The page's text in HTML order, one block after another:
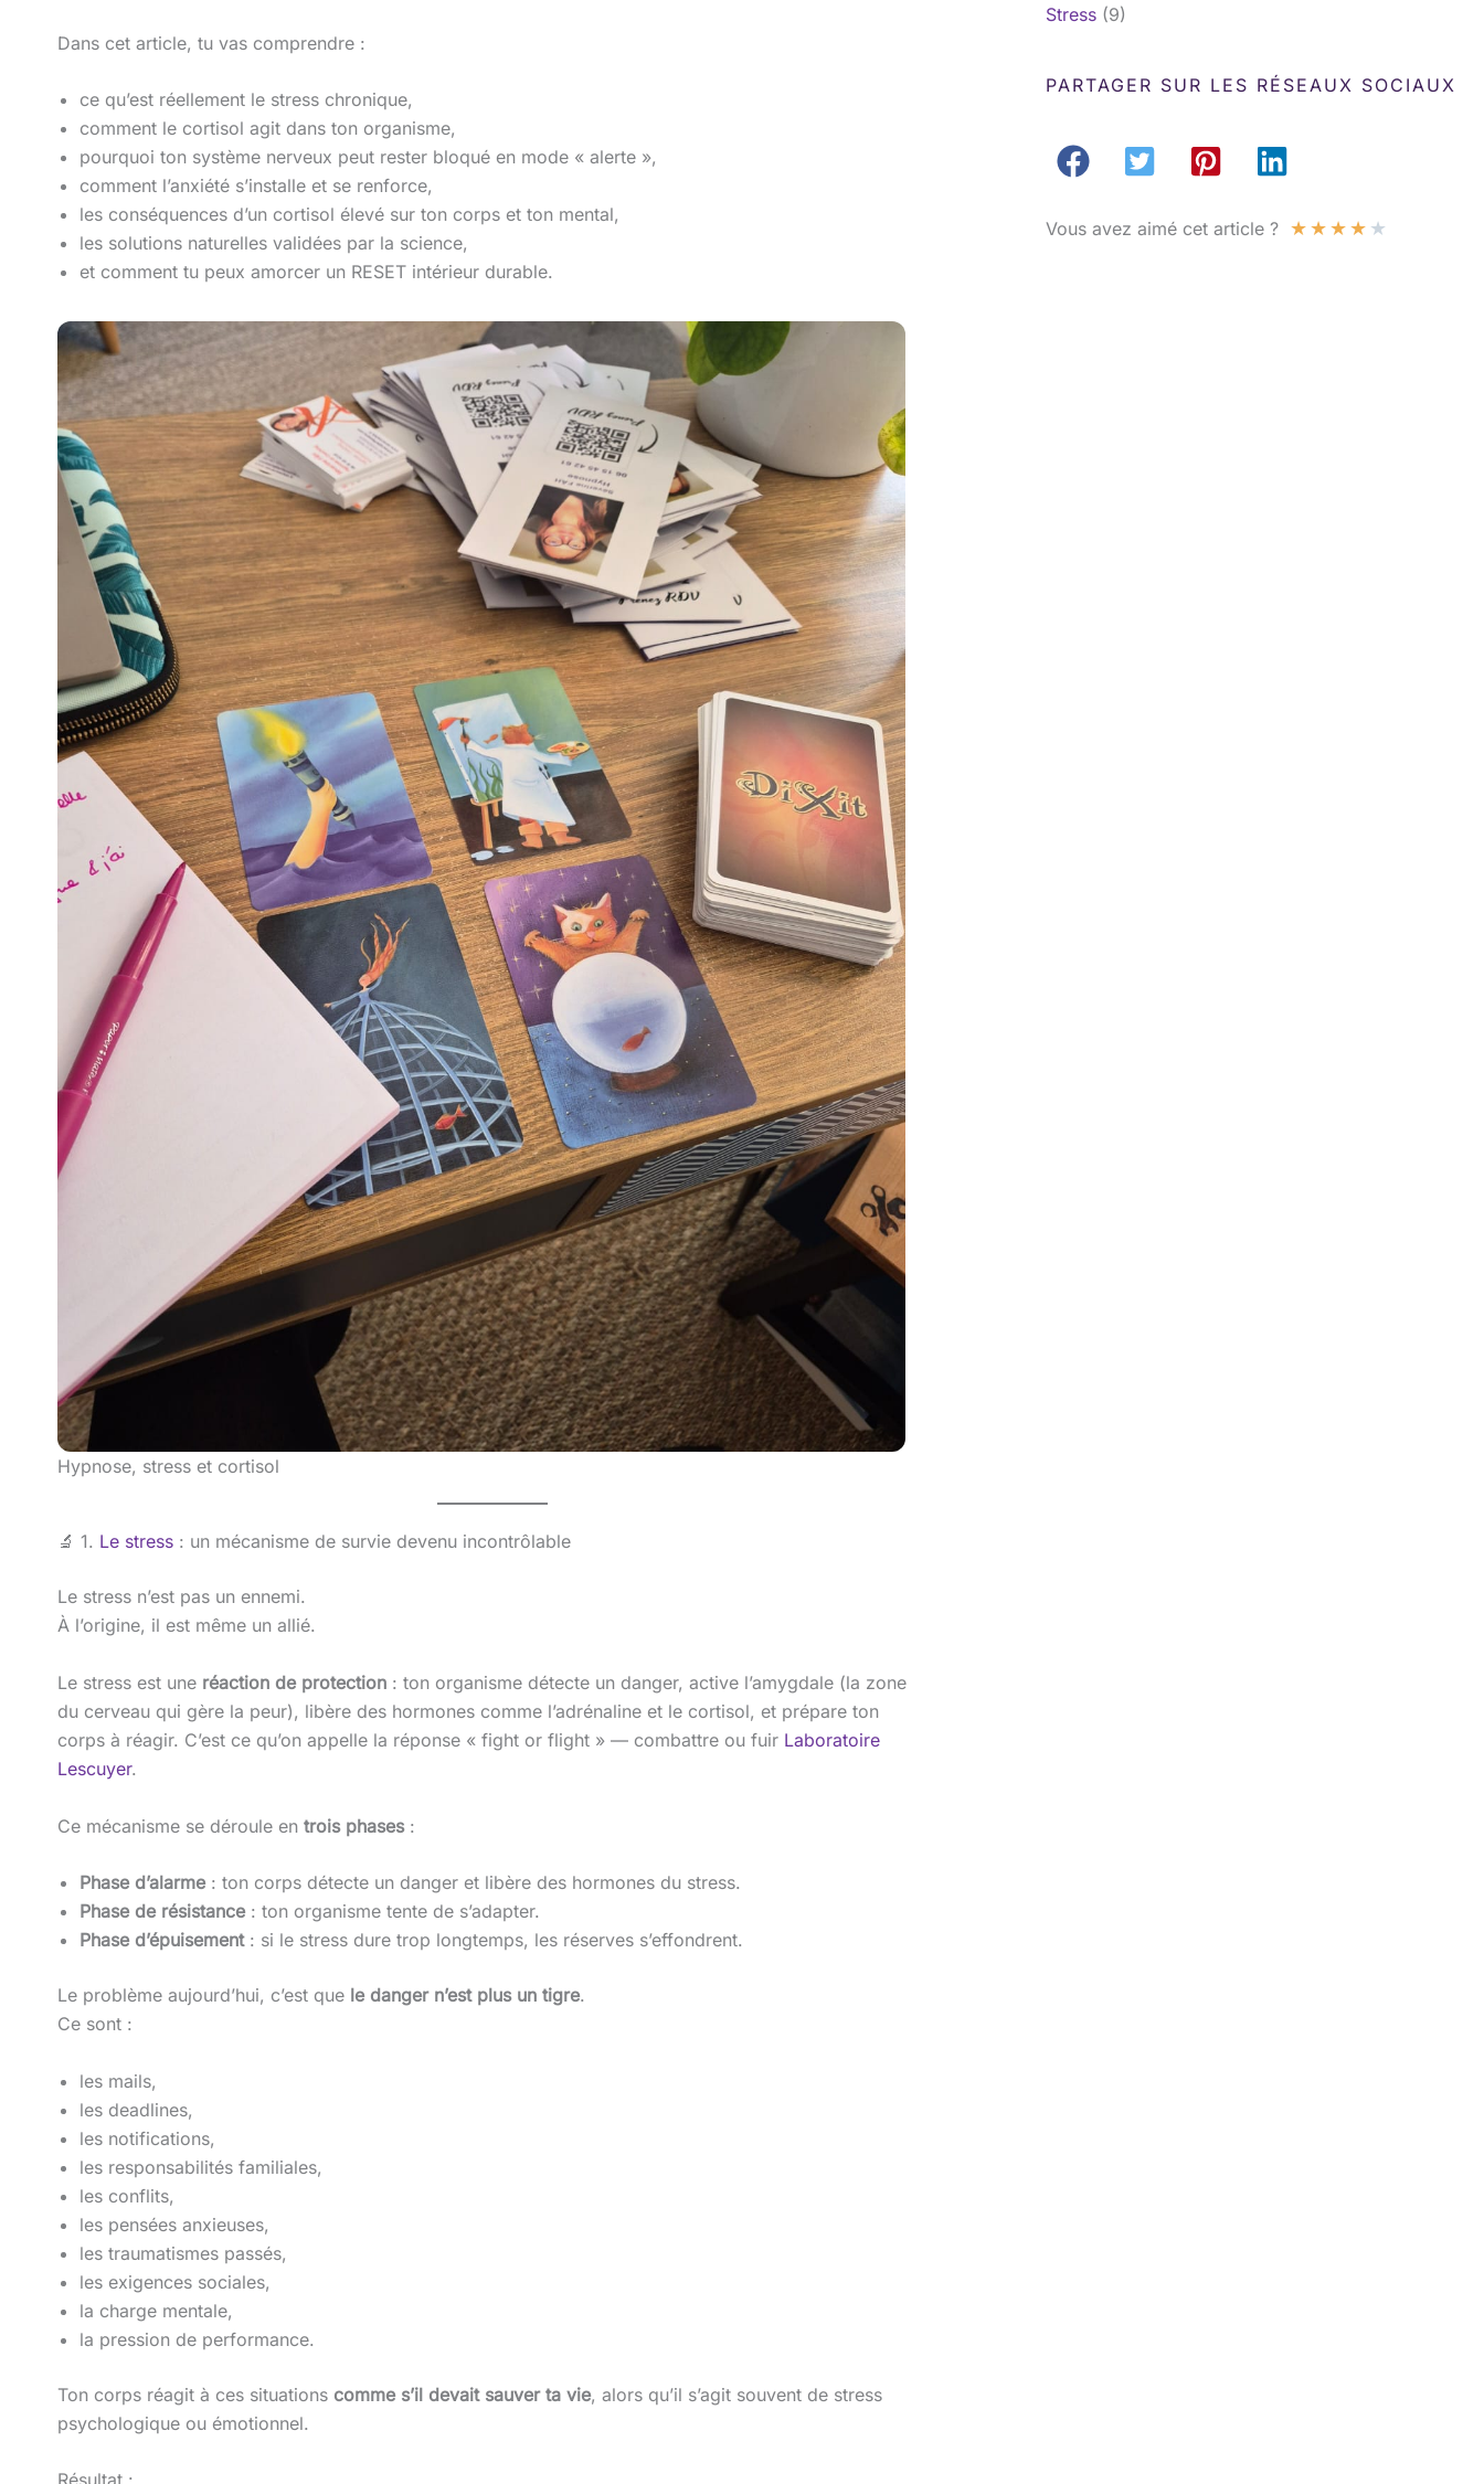
Dans cet article, tu vas comprendre :
ce qu’est réellement le stress chronique,
comment le cortisol agit dans ton organisme,
pourquoi ton système nerveux peut rester bloqué en mode « alerte »,
comment l’anxiété s’installe et se renforce,
les conséquences d’un cortisol élevé sur ton corps et ton mental,
les solutions naturelles validées par la science,
et comment tu peux amorcer un RESET intérieur durable.
Hypnose, stress et cortisol
🔬 1. Le stress : un mécanisme de survie devenu incontrôlable
Le stress n’est pas un ennemi.
À l’origine, il est même un allié.
Le stress est une réaction de protection : ton organisme détecte un danger, active l’amygdale (la zone
du cerveau qui gère la peur), libère des hormones comme l’adrénaline et le cortisol, et prépare ton
corps à réagir. C’est ce qu’on appelle la réponse « fight or flight » — combattre ou fuir Laboratoire
Lescuyer.
Ce mécanisme se déroule en trois phases:
Phase d’alarme: ton corps détecte un danger et libère des hormones du stress.
Phase de résistance: ton organisme tente de s’adapter.
Phase d’épuisement: si le stress dure trop longtemps, les réserves s’effondrent.
Le problème aujourd’hui, c’est que le danger n’est plus un tigre.
Ce sont :
les mails,
les deadlines,
les notifications,
les responsabilités familiales,
les conflits,
les pensées anxieuses,
les traumatismes passés,
les exigences sociales,
la charge mentale,
la pression de performance.
Ton corps réagit à ces situations comme s’il devait sauver ta vie, alors qu’il s’agit souvent de stress
psychologique ou émotionnel.
Stress(9)
PARTAGER SUR LES RÉSEAUX SOCIAUX
Vous avez aimé cet article ? ★★★★ ★